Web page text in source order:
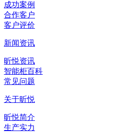
成功案例
合作客户
客户评价
新闻资讯
昕悦资讯
智能柜百科
常见问题
关于昕悦
昕悦简介
生产实力